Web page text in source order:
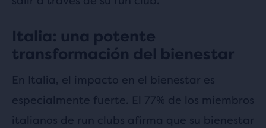
Italia: una potente
transformación del bienestar
En Italia, el impacto en el bienestar es
especialmente fuerte. El 77% de los miembros
italianos de run clubs afirma que su bienestar